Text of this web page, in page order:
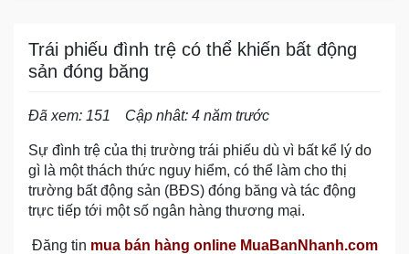
Trái phiếu đình trệ có thể khiến bất động
sản đóng băng
Đã xem: 151 Cập nhât: 4 năm trước
Sự đình trệ của thị trường trái phiếu dù vì bất kể lý do
gì là một thách thức nguy hiểm, có thể làm cho thị
trường bất động sản (BĐS) đóng băng và tác động
trực tiếp tới một số ngân hàng thương mại.
Đăng tin mua bán hàng online MuaBanNhanh.com